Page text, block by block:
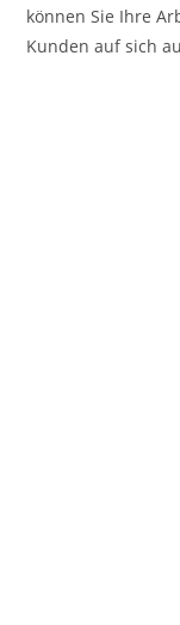
können Sie Ihre
Kunden auf sich